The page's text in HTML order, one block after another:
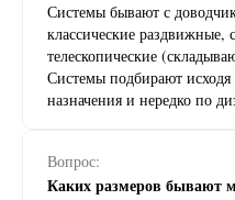
Системы бывают с
классические раздвижные,
телескопические
Системы подбирают
назначения и нередко по
Вопрос:
Каких размеров бывают